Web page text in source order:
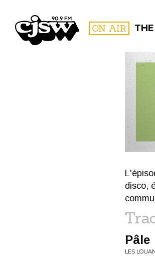
CJSW ON AIR
disco,
Pâle
LES